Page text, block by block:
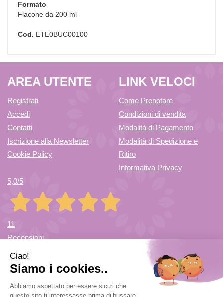
Formato
Flacone da 200 ml
Cod. ETE0BUC00100
AREA UTENTE
Registrati
Accedi
Contatti
Iscrizione alla Newsletter
Cookie Policy
LINK VELOCI
Come Prenotare
Condizioni di vendita
Modalità di Pagamento
Modalità di Spedizione e
Ritiro
Informativa Privacy
5,0/5
11
Recensioni
Farmacia di Cuvio Sas- via Vittorio Veneto 12/a 21030 Cuvio